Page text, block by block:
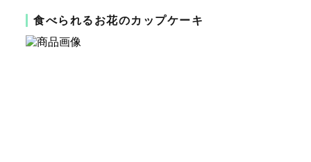
食べられるお花のカップケーキ